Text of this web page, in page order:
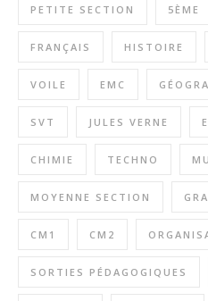
PETITE SECTION 5ÈME
FRANÇAIS HISTOIRE
VOILE EMC
SVT JULES VERNE
CHIMIE TECHNO
MOYENNE SECTION
CM1 CM2
SORTIES PÉDAGOGIQUES